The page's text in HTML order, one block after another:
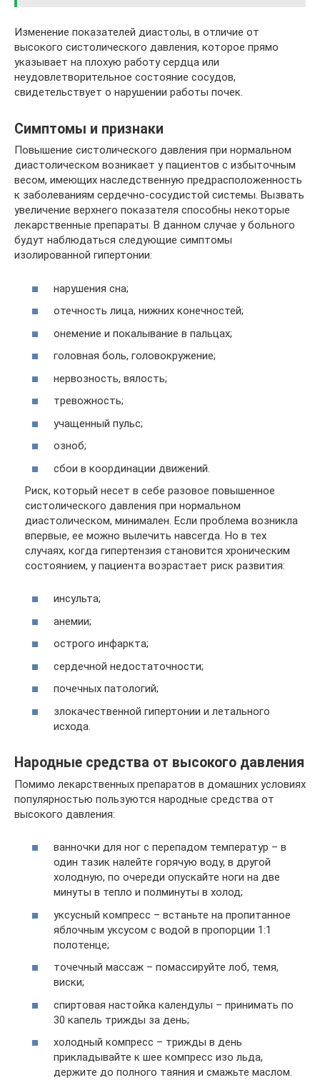
Изменение показателей диастолы, в отличие от
высокого систолического давления, которое прямо
указывает на плохую работу сердца или
неудовлетворительное состояние сосудов,
свидетельствует о нарушении работы почек.
Симптомы и признаки
Повышение систолического давления при нормальном
диастолическом возникает у пациентов с избыточным
весом, имеющих наследственную предрасположенность
к заболеваниям сердечно-сосудистой системы. Вызвать
увеличение верхнего показателя способны некоторые
лекарственные препараты. В данном случае у больного
будут наблюдаться следующие симптомы
изолированной гипертонии:
нарушения сна;
отечность лица, нижних конечностей;
онемение и покалывание в пальцах;
головная боль, головокружение;
нервозность, вялость;
тревожность;
учащенный пульс;
озноб;
сбои в координации движений.
Риск, который несет в себе разовое повышенное
систолического давления при нормальном
диастолическом, минимален. Если проблема возникла
впервые, ее можно вылечить навсегда. Но в тех
случаях, когда гипертензия становится хроническим
состоянием, у пациента возрастает риск развития:
инсульта;
анемии;
острого инфаркта;
сердечной недостаточности;
почечных патологий;
злокачественной гипертонии и летального
исхода.
Народные средства от высокого давления
Помимо лекарственных препаратов в домашних условиях
популярностью пользуются народные средства от
высокого давления:
ванночки для ног с перепадом температур – в
один тазик налейте горячую воду, в другой
холодную, по очереди опускайте ноги на две
минуты в тепло и полминуты в холод;
уксусный компресс – встаньте на пропитанное
яблочным уксусом с водой в пропорции 1:1
полотенце;
точечный массаж – помассируйте лоб, темя,
виски;
спиртовая настойка календулы – принимать по
30 капель трижды за день;
холодный компресс – трижды в день
прикладывайте к шее компресс изо льда,
держите до полного таяния и смажьте маслом.